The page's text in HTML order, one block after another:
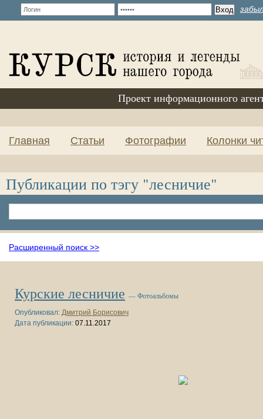
Проект информационного
Главная Статьи Фотографии Колонки
Публикации по тэгу "лесничие"
Расширенный поиск >>
Курские лесничие — Фотоальбомы
Опубликовал: Дмитрий Борисович
Дата публикации: 07.11.2017